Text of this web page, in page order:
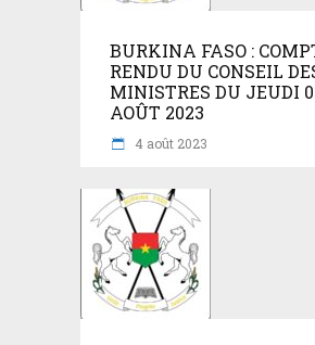
BURKINA FASO :
RENDU DU CONSEIL
MINISTRES DU JEUDI
AOÛT 2023
4 août 2023